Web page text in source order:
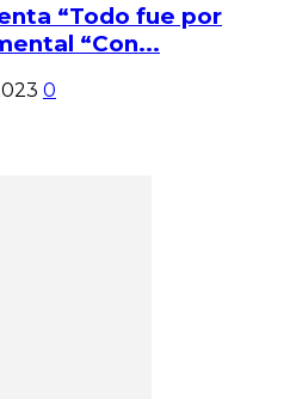
“Todo fue por
“Con...
0